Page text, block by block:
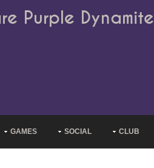
Purple Dynamite
GAMES SOCIAL CLUB